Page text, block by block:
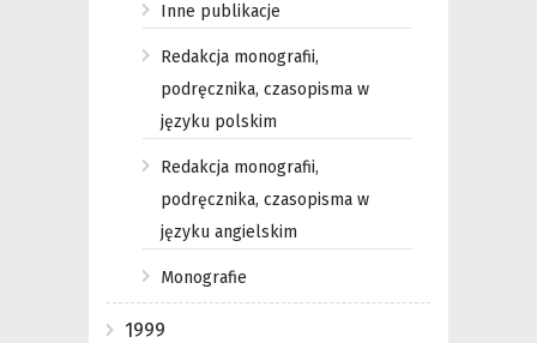
Inne publikacje
Redakcja monografii,
podręcznika, czasopisma w
języku polskim
Redakcja monografii,
podręcznika, czasopisma w
języku angielskim
Monografie
1999